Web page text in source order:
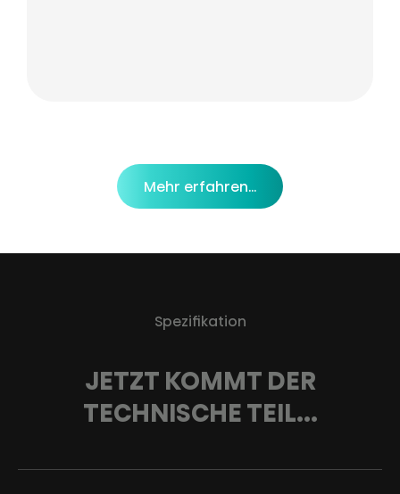
Mehr erfahren…
Spezifikation
JETZT KOMMT DER
TECHNISCHE TEIL...